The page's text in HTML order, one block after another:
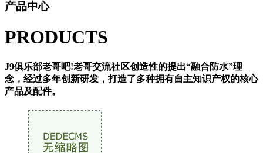
产品中心
PRODUCTS
J9俱乐部老哥吧!老哥交流社区创造性的提出“融合防水”理
念，经过多年创新研发，打造了多种拥有自主知识产权的核心
产品及配件。